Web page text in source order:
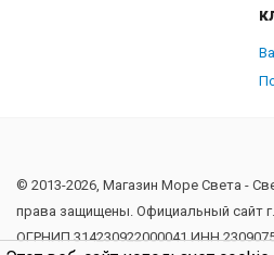
© 2013-2026, Магазин Море Света -
права защищены. Официальный сайт
ОГРНИП 314230922000041 ИНН